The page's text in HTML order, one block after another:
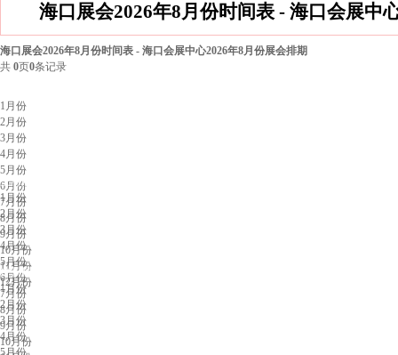
海口展会2026年8月份时间表 - 海口会展中
海口展会2026年8月份时间表 - 海口会展中心2026年8月份展会排期
共 0页0条记录
1月份
2月份
3月份
4月份
5月份
6月份
7月份
8月份
9月份
10月份
11月份
12月份
上海展会排期
1月份
2月份
3月份
4月份
5月份
6月份
7月份
8月份
9月份
10月份
广州展会排期
1月份
2月份
3月份
4月份
5月份